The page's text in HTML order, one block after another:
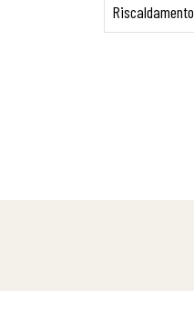
Riscaldamento